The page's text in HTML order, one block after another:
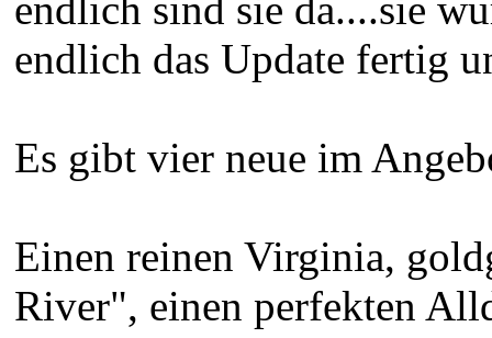
endlich das Update fertig
Es gibt vier neue im
Einen reinen Virginia,
River", einen perfekten